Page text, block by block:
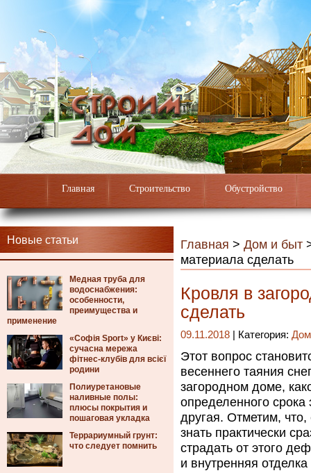
Главная Строительство Обустройство
Новые статьи
Медная труба для
водоснабжения:
особенности,
преимущества и
применение
«Софія Sport» у Києві:
сучасна мережа
фітнес-клубів для всієї
родини
Полиуретановые
наливные полы:
плюсы покрытия и
пошаговая укладка
Террариумный грунт:
что следует помнить
Главная > Дом и быт
материала сделать
Кровля в
сделать
09.11.2018 | Категория:
Этот вопрос
весеннего таяния
загородном доме,
определенного срока
другая. Отметим,
знать практически
страдать от этого
и внутренняя